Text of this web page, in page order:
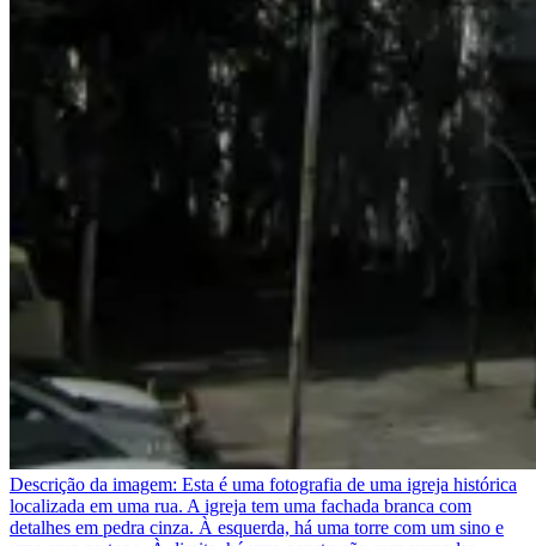
Descrição da imagem: Esta é uma fotografia de uma igreja histórica
localizada em uma rua. A igreja tem uma fachada branca com
detalhes em pedra cinza. À esquerda, há uma torre com um sino e